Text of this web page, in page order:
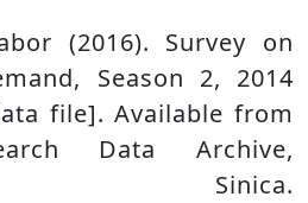
(2016). Survey on
Season 2, 2014
file]. Available from
Data Archive,
Sinica.